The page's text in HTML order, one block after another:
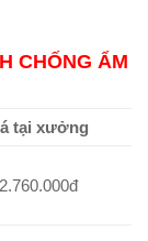
CHỐNG ẨM
tại xưởng
2.760.000đ